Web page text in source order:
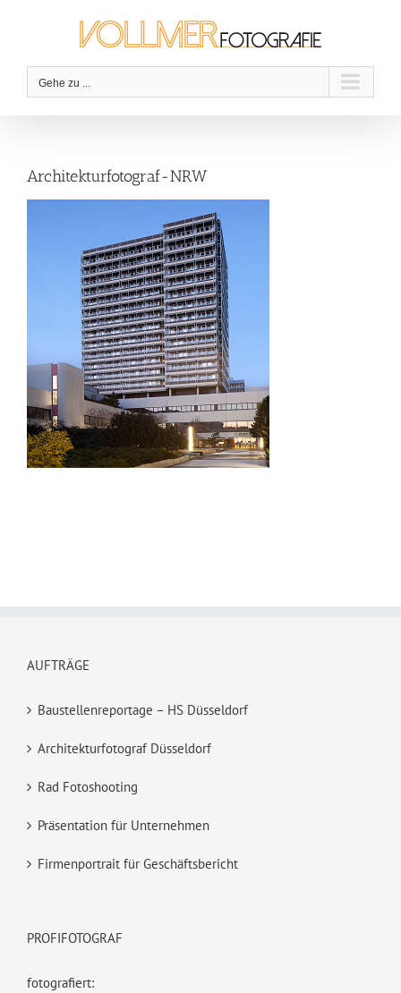
Gehe zu ...
Architekturfotograf-NRW
AUFTRÄGE
Baustellenreportage – HS Düsseldorf
Architekturfotograf Düsseldorf
Rad Fotoshooting
Präsentation für Unternehmen
Firmenportrait für Geschäftsbericht
PROFIFOTOGRAF
fotografiert: